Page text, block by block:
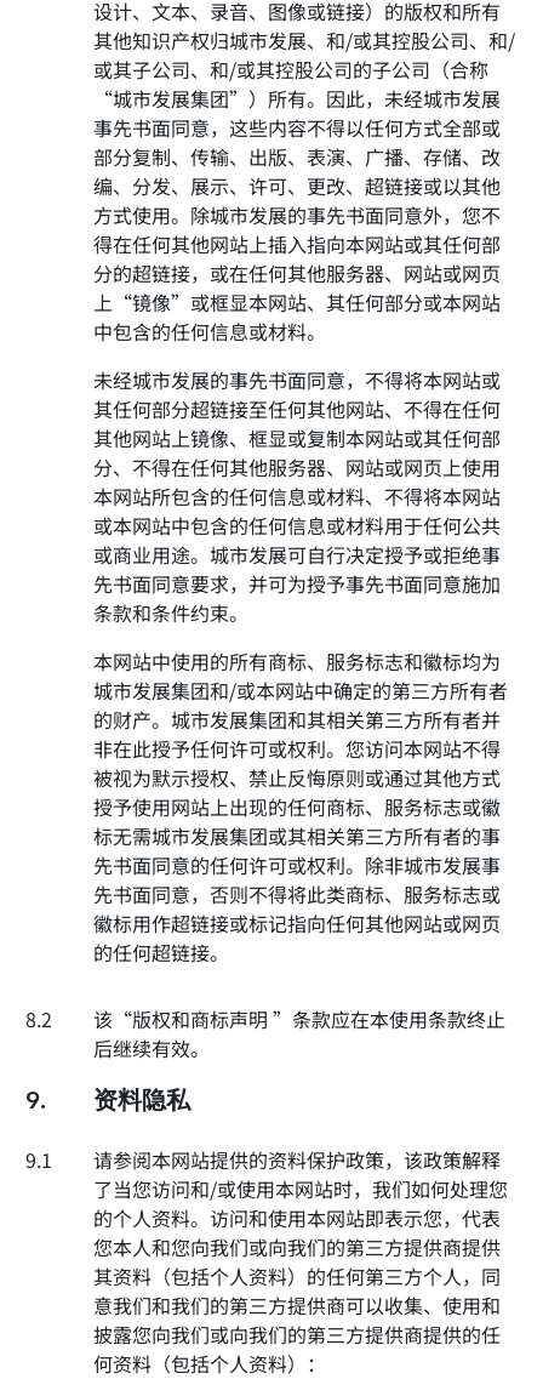
设计、文本、录音、图像或链接）的版权和所有
其他知识产权归城市发展、和/或其控股公司、和/
或其子公司、和/或其控股公司的子公司（合称
“城市发展集团”）所有。因此，未经城市发展
事先书面同意，这些内容不得以任何方式全部或
部分复制、传输、出版、表演、广播、存储、改
编、分发、展示、许可、更改、超链接或以其他
方式使用。除城市发展的事先书面同意外，您不
得在任何其他网站上插入指向本网站或其任何部
分的超链接，或在任何其他服务器、网站或网页
上“镜像”或框显本网站、其任何部分或本网站
中包含的任何信息或材料。
未经城市发展的事先书面同意，不得将本网站或
其任何部分超链接至任何其他网站、不得在任何
其他网站上镜像、框显或复制本网站或其任何部
分、不得在任何其他服务器、网站或网页上使用
本网站所包含的任何信息或材料、不得将本网站
或本网站中包含的任何信息或材料用于任何公共
或商业用途。城市发展可自行决定授予或拒绝事
先书面同意要求，并可为授予事先书面同意施加
条款和条件约束。
本网站中使用的所有商标、服务标志和徽标均为
城市发展集团和/或本网站中确定的第三方所有者
的财产。城市发展集团和其相关第三方所有者并
非在此授予任何许可或权利。您访问本网站不得
被视为默示授权、禁止反悔原则或通过其他方式
授予使用网站上出现的任何商标、服务标志或徽
标无需城市发展集团或其相关第三方所有者的事
先书面同意的任何许可或权利。除非城市发展事
先书面同意，否则不得将此类商标、服务标志或
徽标用作超链接或标记指向任何其他网站或网页
的任何超链接。
8.2
该“版权和商标声明 ”条款应在本使用条款终止
后继续有效。
9. 资料隐私
9.1
请参阅本网站提供的资料保护政策，该政策解释
了当您访问和/或使用本网站时，我们如何处理您
的个人资料。访问和使用本网站即表示您，代表
您本人和您向我们或向我们的第三方提供商提供
其资料（包括个人资料）的任何第三方个人，同
意我们和我们的第三方提供商可以收集、使用和
披露您向我们或向我们的第三方提供商提供的任
何资料（包括个人资料）：